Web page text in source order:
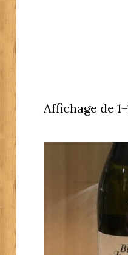
Affichage de